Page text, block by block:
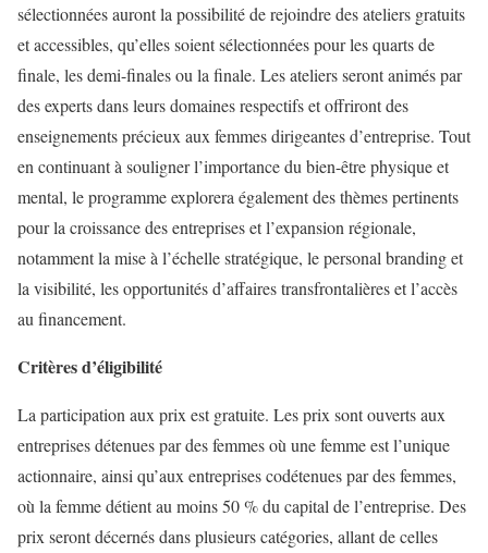
sélectionnées auront la possibilité de rejoindre des ateliers gratuits
et accessibles, qu’elles soient sélectionnées pour les quarts de
finale, les demi-finales ou la finale. Les ateliers seront animés par
des experts dans leurs domaines respectifs et offriront des
enseignements précieux aux femmes dirigeantes d’entreprise. Tout
en continuant à souligner l’importance du bien-être physique et
mental, le programme explorera également des thèmes pertinents
pour la croissance des entreprises et l’expansion régionale,
notamment la mise à l’échelle stratégique, le personal branding et
la visibilité, les opportunités d’affaires transfrontalières et l’accès
au financement.
Critères d’éligibilité
La participation aux prix est gratuite. Les prix sont ouverts aux
entreprises détenues par des femmes où une femme est l’unique
actionnaire, ainsi qu’aux entreprises codétenues par des femmes,
où la femme détient au moins 50 % du capital de l’entreprise. Des
prix seront décernés dans plusieurs catégories, allant de celles